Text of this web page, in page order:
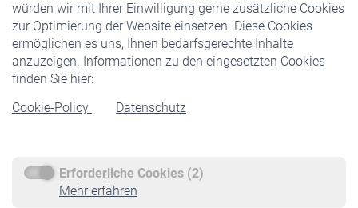
würden wir mit Ihrer Einwilligung gerne zusätzliche Cookies
zur Optimierung der Website einsetzen. Diese Cookies
ermöglichen es uns, Ihnen bedarfsgerechte Inhalte
anzuzeigen. Informationen zu den eingesetzten Cookies
finden Sie hier:
Cookie-Policy
Datenschutz
Erforderliche Cookies (2)
Mehr erfahren
Veranstaltungen
Rentner
Rentenbeginn
Rente beantragen
Service
Informationen